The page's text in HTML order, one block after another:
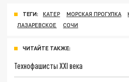
ТЕГИ: КАТЕР МОРСКАЯ ПРОГУЛКА
ЛАЗАРЕВСКОЕ
СОЧИ
ЧИТАЙТЕ ТАКЖЕ:
Технофашисты XXI века